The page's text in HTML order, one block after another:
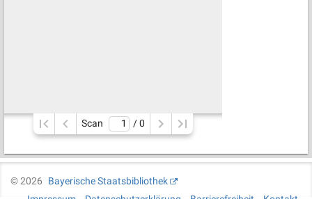
Scan / 0
©2026
Bayerische Staatsbibliothek